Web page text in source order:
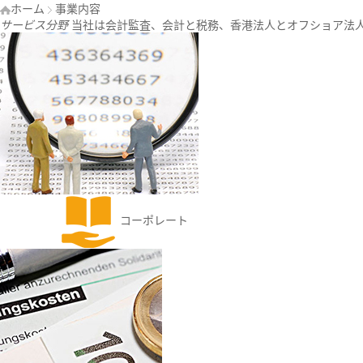
ホーム
事業内容
サービス分野 当社は会計監査、会計と税務、香港法人とオフショア
コーポレート